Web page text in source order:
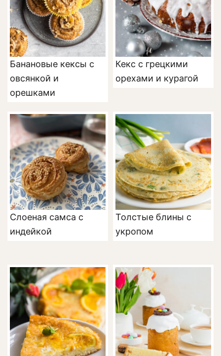
Банановые кексы с
овсянкой и
орешками
Кекс с грецкими
орехами и курагой
Слоеная самса с
индейкой
Толстые блины с
укропом